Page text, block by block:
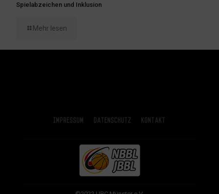
Spielabzeichen und Inklusion
Mehr lesen
Impressum Datenschutz Kontakt